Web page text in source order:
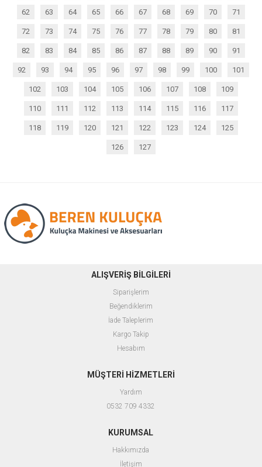
62 63 64 65 66 67 68 69 70 71
72 73 74 75 76 77 78 79 80 81
82 83 84 85 86 87 88 89 90 91
92 93 94 95 96 97 98 99 100 101
102 103 104 105 106 107 108 109
110 111 112 113 114 115 116 117
118 119 120 121 122 123 124 125
126 127
ALIŞVERİŞ BİLGİLERİ
Siparişlerim
Beğendiklerim
İade Taleplerim
Kargo Takip
Hesabım
MÜŞTERİ HİZMETLERİ
Yardım
0532 709 4332
KURUMSAL
Hakkımızda
İletişim